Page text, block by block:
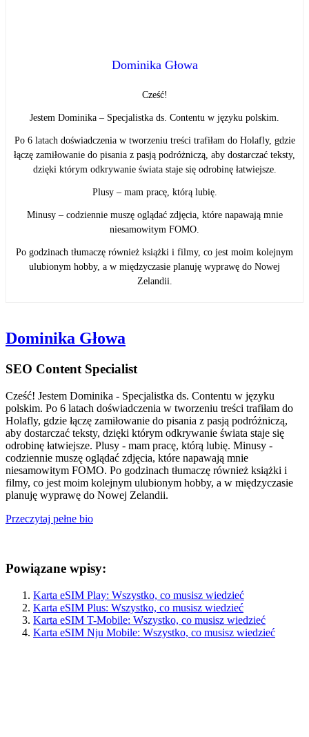
Dominika Głowa
Cześć!
Jestem Dominika – Specjalistka ds. Contentu w języku polskim.
Po 6 latach doświadczenia w tworzeniu treści trafiłam do Holafly, gdzie
łączę zamiłowanie do pisania z pasją podróżniczą, aby dostarczać teksty,
dzięki którym odkrywanie świata staje się odrobinę łatwiejsze.
Plusy – mam pracę, którą lubię.
Minusy – codziennie muszę oglądać zdjęcia, które napawają mnie
niesamowitym FOMO.
Po godzinach tłumaczę również książki i filmy, co jest moim kolejnym
ulubionym hobby, a w międzyczasie planuję wyprawę do Nowej
Zelandii.
Dominika Głowa
SEO Content Specialist
Cześć! Jestem Dominika - Specjalistka ds. Contentu w języku
polskim. Po 6 latach doświadczenia w tworzeniu treści trafiłam do
Holafly, gdzie łączę zamiłowanie do pisania z pasją podróżniczą,
aby dostarczać teksty, dzięki którym odkrywanie świata staje się
odrobinę łatwiejsze. Plusy - mam pracę, którą lubię. Minusy -
codziennie muszę oglądać zdjęcia, które napawają mnie
niesamowitym FOMO. Po godzinach tłumaczę również książki i
filmy, co jest moim kolejnym ulubionym hobby, a w międzyczasie
planuję wyprawę do Nowej Zelandii.
Przeczytaj pełne bio
Powiązane wpisy:
Karta eSIM Play: Wszystko, co musisz wiedzieć
Karta eSIM Plus: Wszystko, co musisz wiedzieć
Karta eSIM T-Mobile: Wszystko, co musisz wiedzieć
Karta eSIM Nju Mobile: Wszystko, co musisz wiedzieć